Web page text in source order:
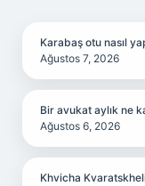
Karabaş otu nasıl
Ağustos 7, 2026
Bir avukat aylık ne
Ağustos 6, 2026
Khvicha